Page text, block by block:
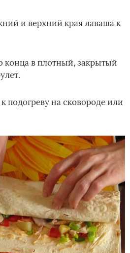
и верхний края лаваша к
конца в плотный, закрытый
подогреву на сковороде или